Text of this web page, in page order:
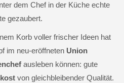
dem Chef in der Küche echte
gezaubert.
Korb voller frischer Ideen hat
im neu-eröffneten Union
ausleben können: gute
von gleichbleibender Qualität.